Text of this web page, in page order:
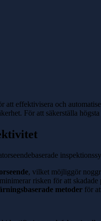
att effektivisera och
För att säkerställa
, vilket möjliggör
risken för att skadade
metoderför